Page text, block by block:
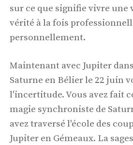
sur ce que signifie vivre une
vérité à la fois
personnellement.
Maintenant avec Jupiter
Saturne en Bélier le 22 juin
l'incertitude. Vous avez fait
magie synchroniste de
avez traversé l'école des
Jupiter en Gémeaux. La